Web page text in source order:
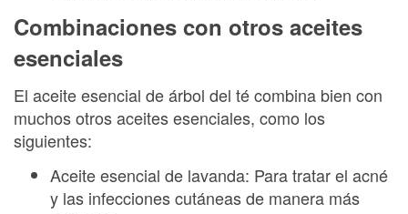
Combinaciones con otros aceites
esenciales
El aceite esencial de árbol del té combina bien con
muchos otros aceites esenciales, como los
siguientes:
Aceite esencial de lavanda: Para tratar el acné
y las infecciones cutáneas de manera más